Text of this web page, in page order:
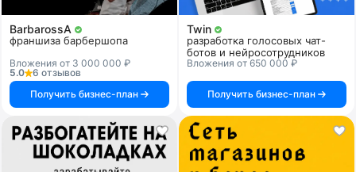
BarbarossA
франшиза барбершопа
Вложения от 3 000 000 ₽
5.0
6 отзывов
Получить бизнес-план
Twin
разработка голосовых чат-
ботов и нейросотрудников
Вложения от 650 000 ₽
Получить бизнес-план